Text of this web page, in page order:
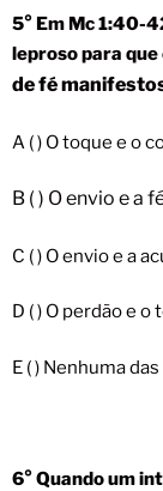
5° Em Mc 1:40-
leproso para que
de fé
A ( ) O toque e o
B ( ) O envio e a
C ( ) O envio e a
D ( ) O perdão e o
E ( ) Nenhuma
6° Quando um